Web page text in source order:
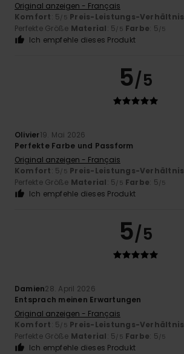
Original anzeigen - Français
Komfort: 5/5 Preis-Leistungs-Verhältnis
Perfekte Größe Material: 5/5 Farbe: 5/5
Ich empfehle dieses Produkt
5/5
Olivier19. Mai 2026
Perfekte Farbe und Passform
Original anzeigen - Français
Komfort: 5/5 Preis-Leistungs-Verhältnis
Perfekte Größe Material: 5/5 Farbe: 5/5
Ich empfehle dieses Produkt
5/5
Damien28. April 2026
Entsprach meinen Erwartungen
Original anzeigen - Français
Komfort: 5/5 Preis-Leistungs-Verhältnis
Perfekte Größe Material: 5/5 Farbe: 5/5
Ich empfehle dieses Produkt